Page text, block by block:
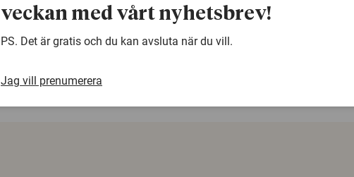
Denna artikel är några år gammal och det kan
samma ämne. Använd gärna vår sökfunktion!
veckan med vårt nyhetsbrev!
PS. Det är gratis och du kan avsluta när du vill.
Jag vill prenumerera